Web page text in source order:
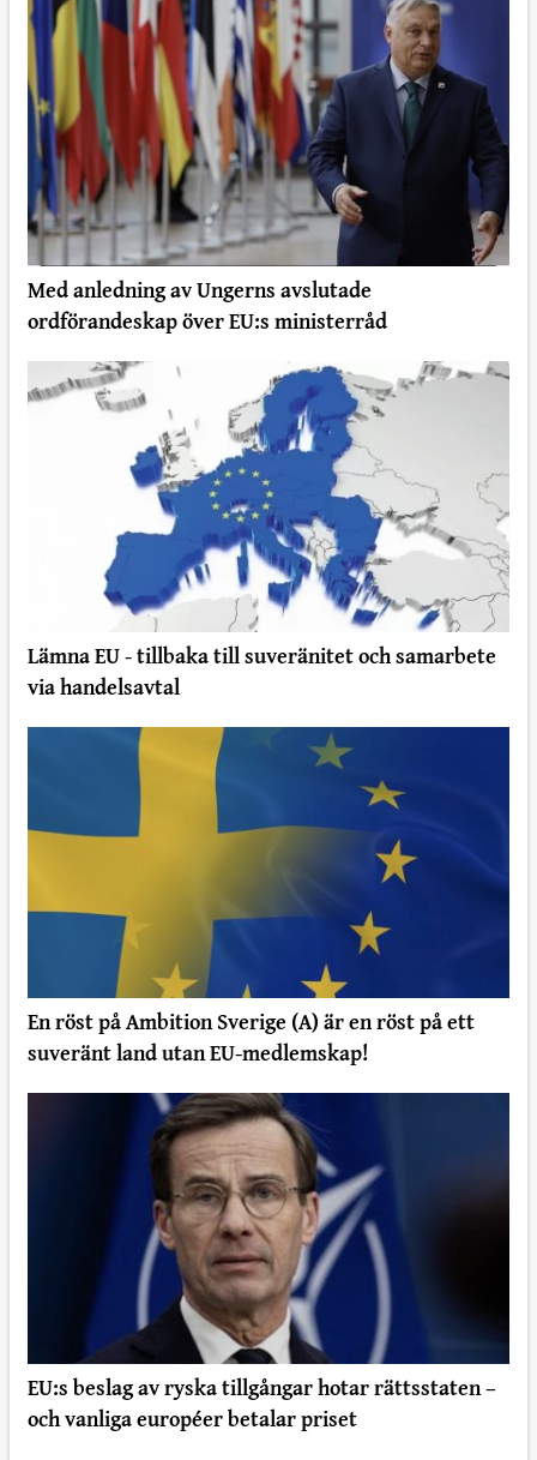
Med anledning av Ungerns avslutade
ordförandeskap över EU:s ministerråd
Lämna EU - tillbaka till suveränitet och samarbete
via handelsavtal
En röst på Ambition Sverige (A) är en röst på ett
suveränt land utan EU-medlemskap!
EU:s beslag av ryska tillgångar hotar rättsstaten –
och vanliga européer betalar priset